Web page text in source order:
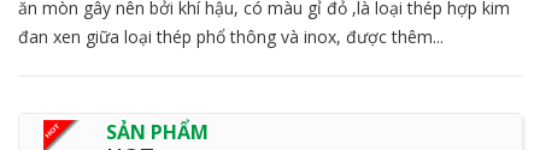
ăn mòn gây nên bởi khí hậu, có màu gỉ đỏ ,là loại thép hợp kim
đan xen giữa loại thép phổ thông và inox, được thêm...
SẢN PHẨM